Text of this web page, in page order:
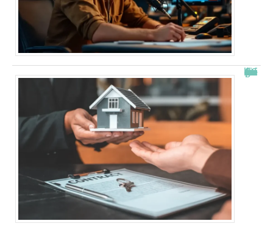
Combien de fois peut-on passer en commission logement ?